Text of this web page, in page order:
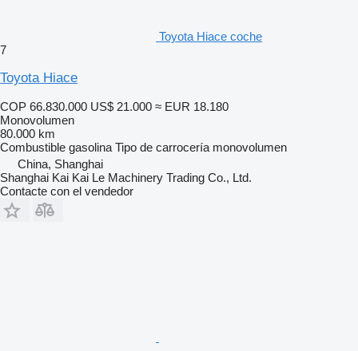
Toyota Hiace coche
7
Toyota Hiace
COP 66.830.000 US$ 21.000 ≈ EUR 18.180
Monovolumen
80.000 km
Combustible gasolina Tipo de carrocería monovolumen
China, Shanghai
Shanghai Kai Kai Le Machinery Trading Co., Ltd.
Contacte con el vendedor